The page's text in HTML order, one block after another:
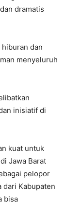
dramatis
dan
menyeluruh
inisiatif di
kuat untuk
Jawa Barat
pelopor
Kabupaten
bisa